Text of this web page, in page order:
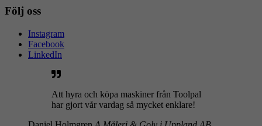
Följ oss
Instagram
Facebook
LinkedIn
Att hyra och köpa maskiner från Toolpal
har gjort vår vardag så mycket enklare!